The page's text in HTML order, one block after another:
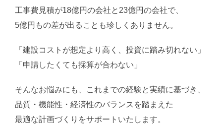
工事費見積が18億円の会社と23億円の会社で、
5億円もの差が出ることも珍しくありません。
「建設コストが想定より高く、投資に踏み切れない」
「申請したくても採算が合わない」
そんなお悩みにも、これまでの経験と実績に基づき、
品質・機能性・経済性のバランスを踏まえた
最適な計画づくりをサポートいたします。